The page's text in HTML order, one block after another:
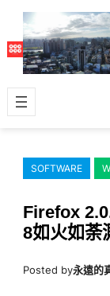
主
容
SOFTWARE
Firefox
8如火如荼
Posted by永遠的